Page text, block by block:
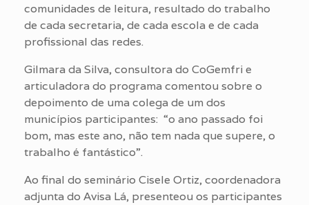
comunidades de leitura, resultado do trabalho
de cada secretaria, de cada escola e de cada
profissional das redes.
Gilmara da Silva, consultora do CoGemfri e
articuladora do programa comentou sobre o
depoimento de uma colega de um dos
municípios participantes: “o ano passado foi
bom, mas este ano, não tem nada que supere, o
trabalho é fantástico”.
Ao final do seminário Cisele Ortiz, coordenadora
adjunta do Avisa Lá, presenteou os participantes